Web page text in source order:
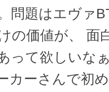
問題はエヴァ
の価値が、 面
って欲しいな
カーさんで初